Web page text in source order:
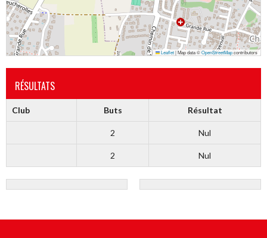
Leaflet|Map data ©OpenStreetMapcontributors
RÉSULTATS
Club Buts Résultat
2 Nul
2 Nul